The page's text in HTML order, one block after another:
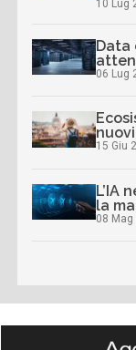
10 Lug
Data
06 Lug
15 Giu
L’IA
la
08 Mag